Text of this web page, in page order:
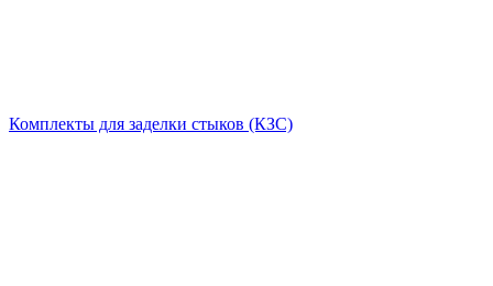
Комплекты для заделки стыков (КЗС)